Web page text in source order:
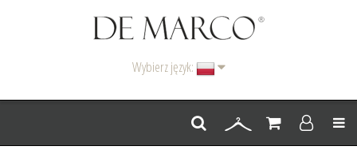
Wybierz język:
Menu